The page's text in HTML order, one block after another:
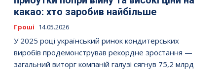
какао: хто заробив найбільше
Гроші 14.05.2026
У 2025 році український ринок кондитерських
виробів продемонстрував рекордне зростання —
загальний виторг компаній галузі сягнув 75,2 млрд